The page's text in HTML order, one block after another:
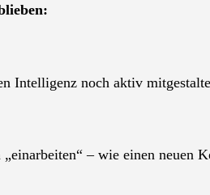
Intelligenz noch aktiv
– wie einen neuen